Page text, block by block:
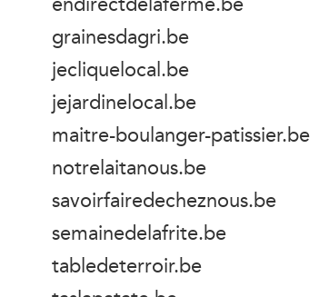
grainesdagri.be
jecliquelocal.be
jejardinelocal.be
maitre-boulanger-patissier.be
notrelaitanous.be
savoirfairedecheznous.be
semainedelafrite.be
tabledeterroir.be